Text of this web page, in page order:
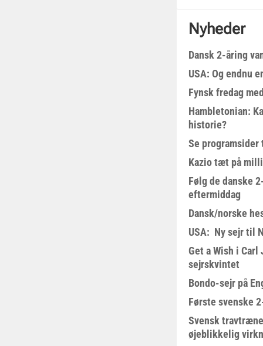
Nyheder
Dansk 2-åring
USA: Og endnu
Fynsk fredag
Hambletonian:
historie?
Se
Kazio tæt på
Følg de danske
eftermiddag
Dansk/norske
USA: Ny sejr til
Get a Wish i Carl
sejrskvintet
Bondo-sejr på
Første svenske
Svensk
øjeblikkelig